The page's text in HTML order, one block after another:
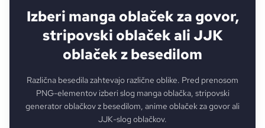
Izberi manga oblaček za govor,
stripovski oblaček ali JJK
oblaček z besedilom
Različna besedila zahtevajo različne oblike. Pred prenosom
PNG-elementov izberi slog manga oblačka, stripovski
generator oblačkov z besedilom, anime oblaček za govor ali
JJK-slog oblačkov.